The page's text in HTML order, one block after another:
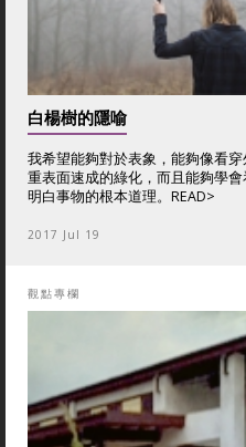
白楊樹的隱喻
我希望能夠對於表象，能夠像看
重表面速成的綠化，而且能夠學
明白事物的根本道理。 READ>
2017 Jul 19
觀點專欄